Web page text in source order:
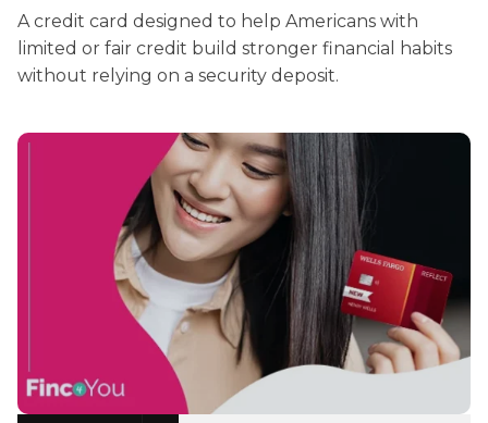
A credit card designed to help Americans with
limited or fair credit build stronger financial habits
without relying on a security deposit.